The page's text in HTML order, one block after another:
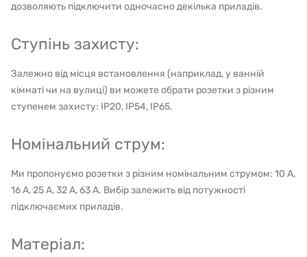
дозволяють підключити одночасно декілька приладів.
Ступінь захисту:
Залежно від місця встановлення (наприклад, у ванній
кімнаті чи на вулиці) ви можете обрати розетки з різним
ступенем захисту: IP20, IP54, IP65.
Номінальний струм:
Ми пропонуємо розетки з різним номінальним струмом: 10 А,
16 А, 25 А, 32 А, 63 А. Вибір залежить від потужності
підключаємих приладів.
Матеріал: